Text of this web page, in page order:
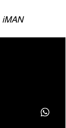
iMAN